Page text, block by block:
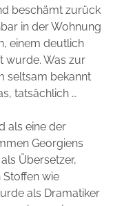
beschämt zurück
in der Wohnung
einem deutlich
wurde. Was zur
seltsam bekannt
tatsächlich …
als eine der
Georgiens
Übersetzer,
wie
als Dramatiker